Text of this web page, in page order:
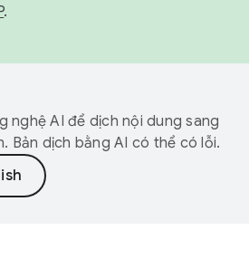
.
nghệ AI để dịch nội dung sang
Bản dịch bằng AI có thể có lỗi.